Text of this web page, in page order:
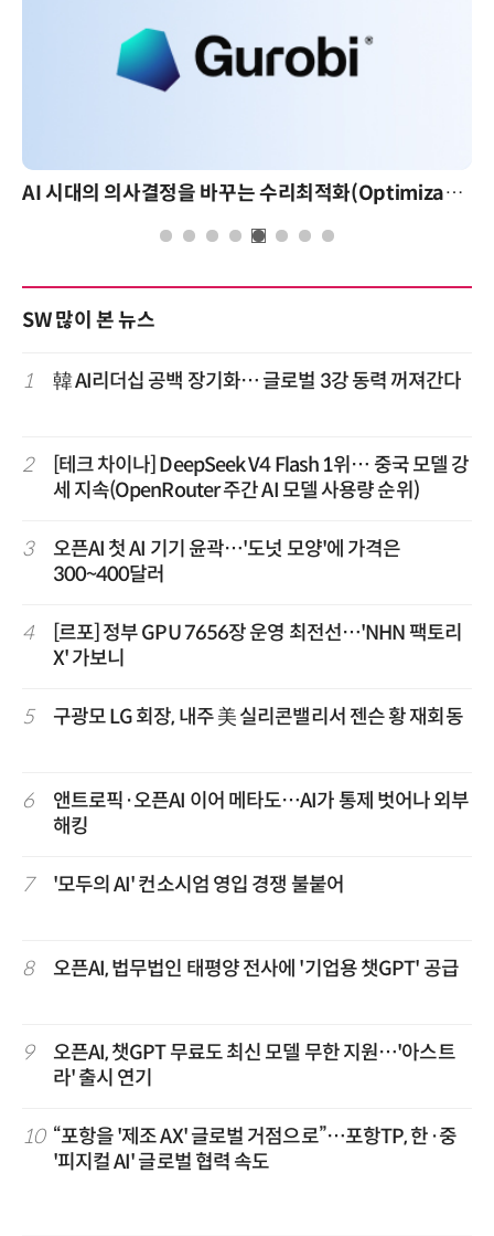
AI 시대의 의사결정을 바꾸는 수리최적화(Optimization): 실제 산업 적용 사례와 활용 전략
SW 많이 본 뉴스
1 韓 AI리더십 공백 장기화… 글로벌 3강 동력 꺼져간다
2
[테크 차이나] DeepSeek V4 Flash 1위… 중국 모델 강
세 지속(OpenRouter 주간 AI 모델 사용량 순위)
3
오픈AI 첫 AI 기기 윤곽…'도넛 모양'에 가격은
300~400달러
4
[르포] 정부 GPU 7656장 운영 최전선…'NHN 팩토리
X' 가보니
5 구광모 LG 회장, 내주 美 실리콘밸리서 젠슨 황 재회동
6
앤트로픽·오픈AI 이어 메타도…AI가 통제 벗어나 외부
해킹
7 '모두의 AI' 컨소시엄 영입 경쟁 불붙어
8 오픈AI, 법무법인 태평양 전사에 '기업용 챗GPT' 공급
9
오픈AI, 챗GPT 무료도 최신 모델 무한 지원…'아스트
라' 출시 연기
10 “포항을 '제조 AX' 글로벌 거점으로”…포항TP, 한·중
'피지컬 AI' 글로벌 협력 속도